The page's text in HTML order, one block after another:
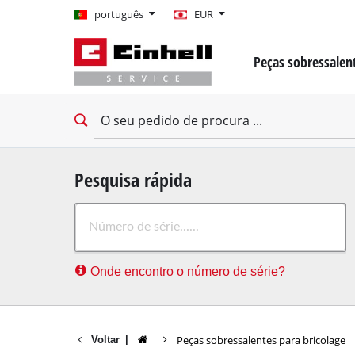
português
português EUR
EUR
GBP
CZK
Peças
Mini-chave de
Berbequim de
Aparafusadoras
Martelos
Martelo de
Exercício de
Furadeiras
Pesquisa rápida
Onde encontro o número de série?
Voltar Peças sobressalentes para bricolage